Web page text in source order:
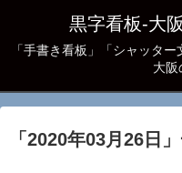
黒字看板‐大
「手書き看板」「シャッタ
大阪
「 2020年03月26日 」